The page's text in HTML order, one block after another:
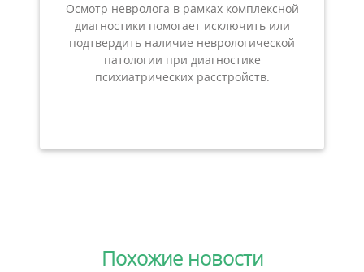
Осмотр невролога в рамках комплексной
диагностики помогает исключить или
подтвердить наличие неврологической
патологии при диагностике
психиатрических расстройств.
Похожие новости